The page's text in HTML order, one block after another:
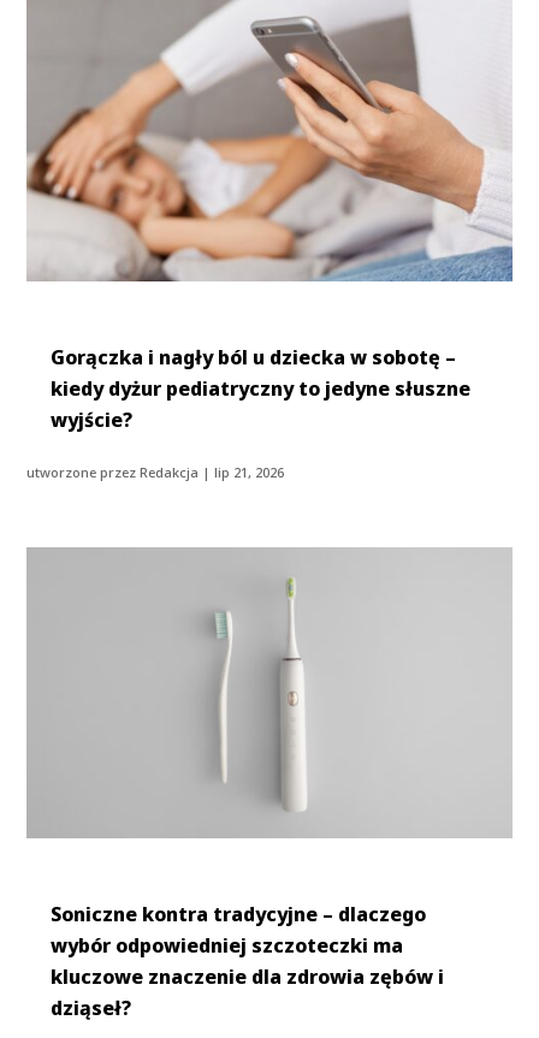
Gorączka i nagły ból u dziecka w sobotę –
kiedy dyżur pediatryczny to jedyne słuszne
wyjście?
utworzone przezRedakcja |lip 21, 2026
Soniczne kontra tradycyjne – dlaczego
wybór odpowiedniej szczoteczki ma
kluczowe znaczenie dla zdrowia zębów i
dziąseł?